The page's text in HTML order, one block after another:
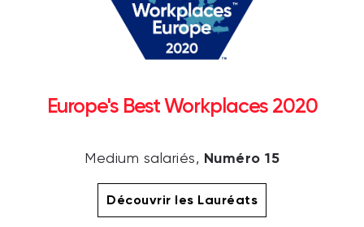
Europe's Best Workplaces 2020
Medium salariés, Numéro 15
Découvrir les Lauréats